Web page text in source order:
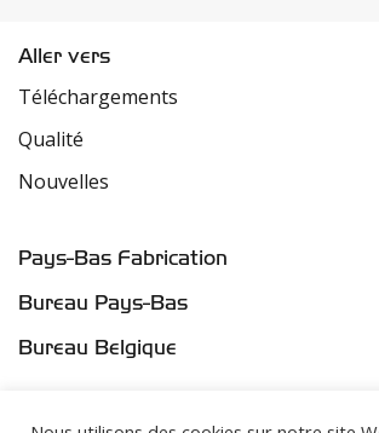
Aller vers
Téléchargements
Qualité
Nouvelles
Pays-Bas Fabrication
Fazantweg 5
4791 RR Klundert
Industriezone Moerdijk
Bureau Pays-Bas
Parelhoenweg 3
Bureau Belgique
2520 Broechem